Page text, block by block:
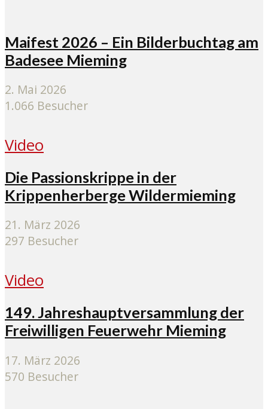
Maifest 2026 – Ein Bilderbuchtag am
Badesee Mieming
2. Mai 2026
1.066 Besucher
Video
Die Passionskrippe in der
Krippenherberge Wildermieming
21. März 2026
297 Besucher
Video
149. Jahreshauptversammlung der
Freiwilligen Feuerwehr Mieming
17. März 2026
570 Besucher